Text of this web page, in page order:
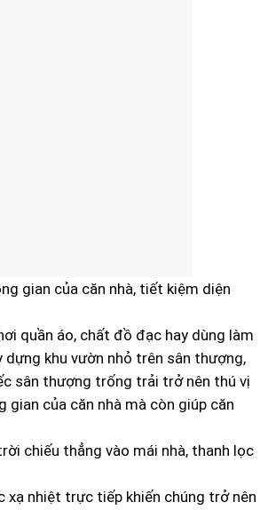
gian của căn nhà, tiết kiệm diện
quần áo, chất đồ đạc hay dùng làm
khu vườn nhỏ trên sân thượng,
sân thượng trống trải trở nên thú vị
của căn nhà mà còn giúp căn
chiếu thẳng vào mái nhà, thanh lọc
xạ nhiệt trực tiếp khiến chúng trở nên